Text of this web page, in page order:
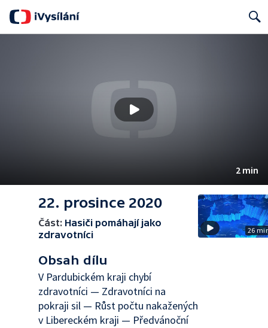
2 min
22. prosince 2020
Část: Hasiči pomáhají jako
zdravotníci
Obsah dílu
V Pardubickém kraji chybí
zdravotníci — Zdravotníci na
pokraji sil — Růst počtu nakažených
v Libereckém kraji — Předvánoční
26